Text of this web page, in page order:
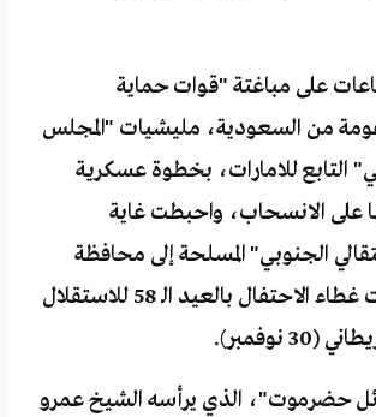
على مباغتة "قوات حماية
من السعودية، مليشيات "المجلس
التابع للامارات، بخطوة عسكرية
على الانسحاب، واحبطت غاية
الجنوبي" المسلحة إلى محافظة
حضرموت، تحت غطاء الاحتفال بالعيد الـ 58 للاستقلال
نوفمبر).
حضرموت"، الذي يرأسه الشيخ عمرو